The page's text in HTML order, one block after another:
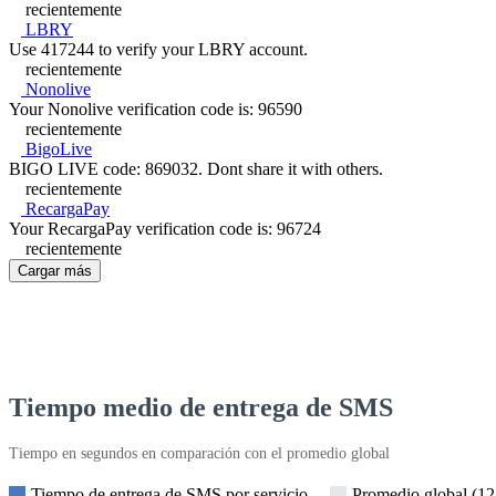
recientemente
LBRY
Use 417244 to verify your LBRY account.
recientemente
Nonolive
Your Nonolive verification code is: 96590
recientemente
BigoLive
BIGO LIVE code: 869032. Dont share it with others.
recientemente
RecargaPay
Your RecargaPay verification code is: 96724
recientemente
Cargar más
Tiempo medio de entrega de SMS
Tiempo en segundos en comparación con el promedio global